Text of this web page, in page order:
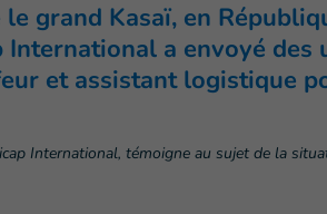
grand Kasaï, en
a envoyé
et assistant logistique
International, témoigne au sujet de la